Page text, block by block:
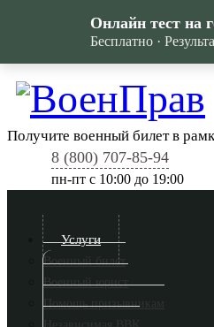
Получите военный билет в
8 (800) 707-85-94
пн-пт c 10:00 до 19:00
Услуги
Военный билет
Военный юрист
Помощь призывникам
Онлайн тест на
Бесплатно ·